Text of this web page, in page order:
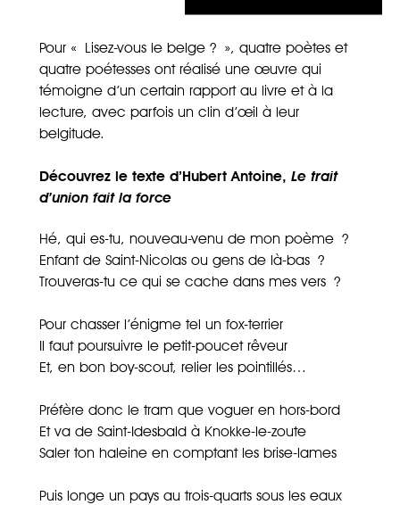
Pour « Lisez-vous le belge ? », quatre poètes et
quatre poétesses ont réalisé une œuvre qui
témoigne d’un certain rapport au livre et à la
lecture, avec parfois un clin d’œil à leur
belgitude.
Découvrez le texte d’Hubert Antoine, Le trait
d’union fait la force
Hé, qui es-tu, nouveau-venu de mon poème ?
Enfant de Saint-Nicolas ou gens de là-bas ?
Trouveras-tu ce qui se cache dans mes vers ?
Pour chasser l’énigme tel un fox-terrier
Il faut poursuivre le petit-poucet rêveur
Et, en bon boy-scout, relier les pointillés…
Préfère donc le tram que voguer en hors-bord
Et va de Saint-Idesbald à Knokke-le-zoute
Saler ton haleine en comptant les brise-lames
Puis longe un pays au trois-quarts sous les eaux